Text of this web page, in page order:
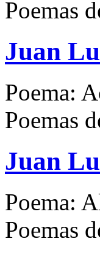
Poemas
Juan
Poema:
Poemas
Juan
Poema:
Poemas